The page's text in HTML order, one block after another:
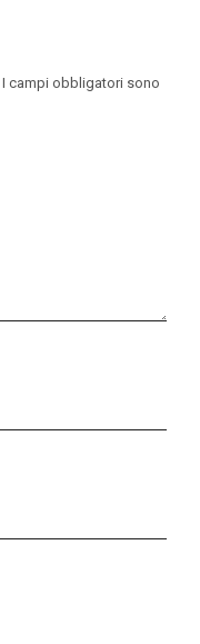
I campi obbligatori sono